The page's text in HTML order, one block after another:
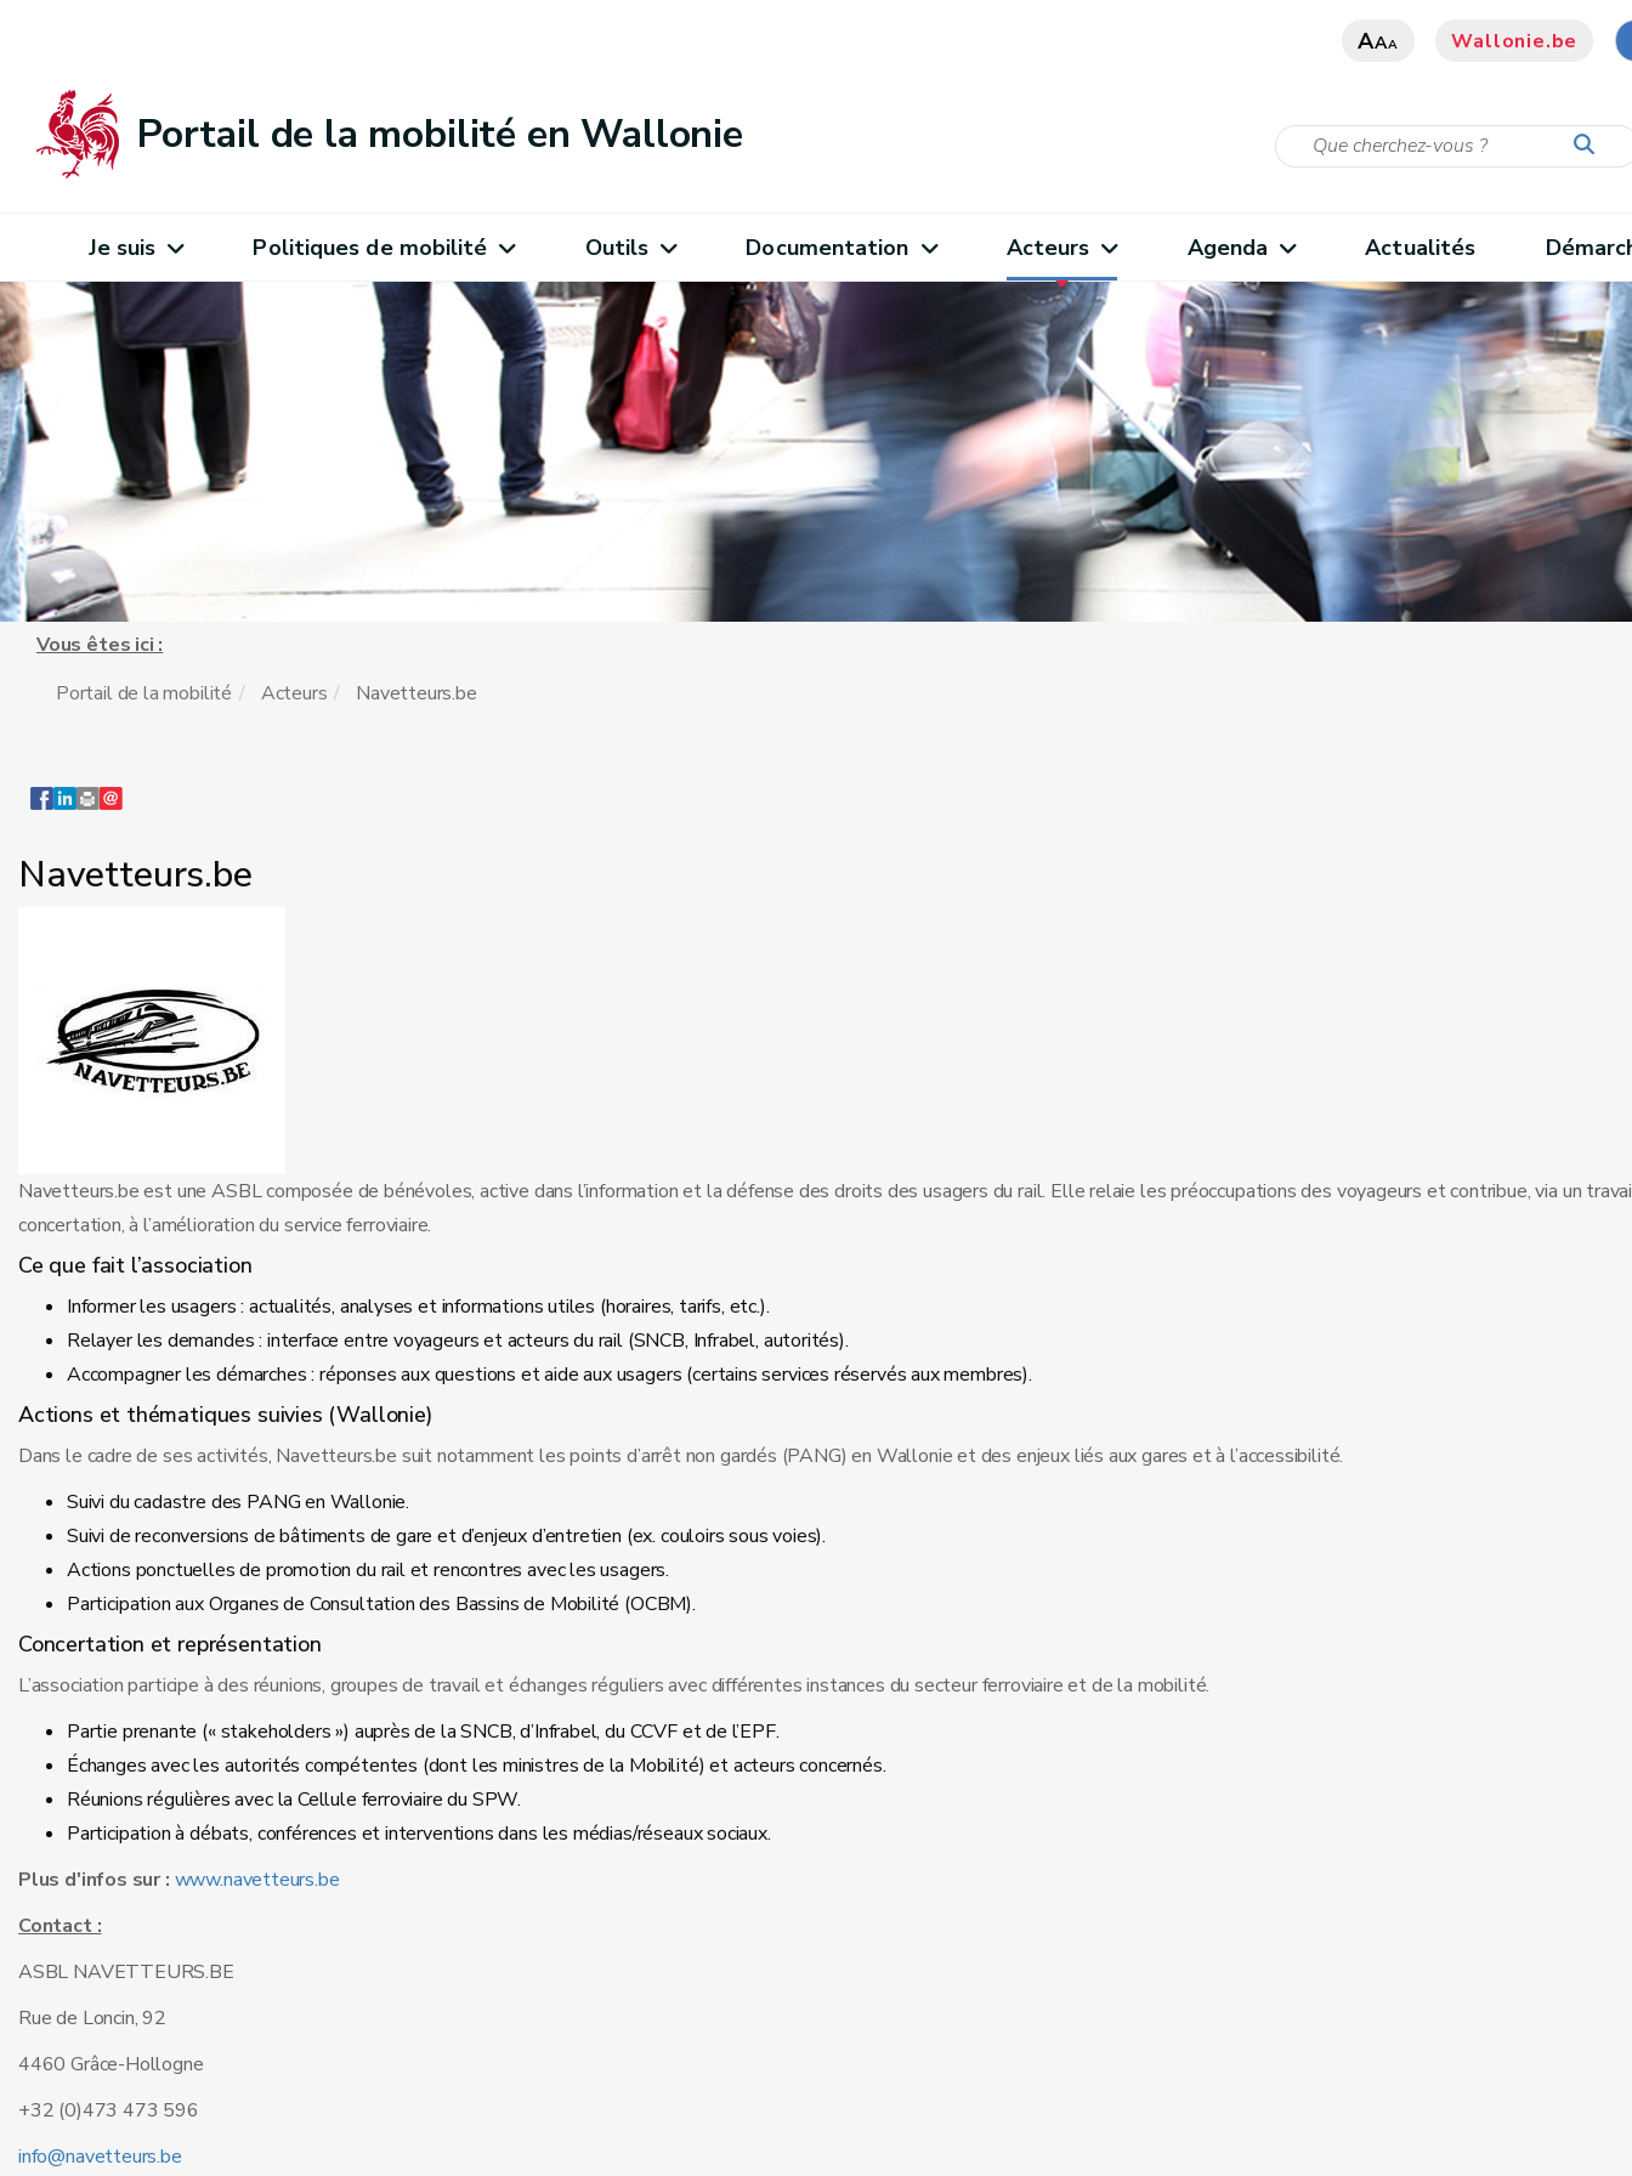
AAA Wallonie.be
Portail de la mobilité en Wallonie
Je suis Politiques de mobilité Outils Documentation Acteurs Agenda Actualités
Vous êtes ici :
Portail de la mobilité
Acteurs Navetteurs.be
Navetteurs.be
Navetteurs.be est une ASBL composée de bénévoles, active dans l’information et la défense des droits des usagers du rail. Elle relaie les préoccupations des voyageurs et contribue, via un
concertation, à l’amélioration du service ferroviaire.
Ce que fait l’association
Informer les usagers : actualités, analyses et informations utiles (horaires, tarifs, etc.).
Relayer les demandes : interface entre voyageurs et acteurs du rail (SNCB, Infrabel, autorités).
Accompagner les démarches : réponses aux questions et aide aux usagers (certains services réservés aux membres).
Actions et thématiques suivies (Wallonie)
Dans le cadre de ses activités, Navetteurs.be suit notamment les points d’arrêt non gardés (PANG) en Wallonie et des enjeux liés aux gares et à l’accessibilité.
Suivi du cadastre des PANG en Wallonie.
Suivi de reconversions de bâtiments de gare et d’enjeux d’entretien (ex. couloirs sous voies).
Actions ponctuelles de promotion du rail et rencontres avec les usagers.
Participation aux Organes de Consultation des Bassins de Mobilité (OCBM).
Concertation et représentation
L’association participe à des réunions, groupes de travail et échanges réguliers avec différentes instances du secteur ferroviaire et de la mobilité.
Partie prenante (« stakeholders ») auprès de la SNCB, d’Infrabel, du CCVF et de l’EPF.
Échanges avec les autorités compétentes (dont les ministres de la Mobilité) et acteurs concernés.
Réunions régulières avec la Cellule ferroviaire du SPW.
Participation à débats, conférences et interventions dans les médias/réseaux sociaux.
Plus d'infos sur : www.navetteurs.be
Contact :
ASBL NAVETTEURS.BE
Rue de Loncin, 92
4460 Grâce-Hollogne
+32 (0)473 473 596
info@navetteurs.be